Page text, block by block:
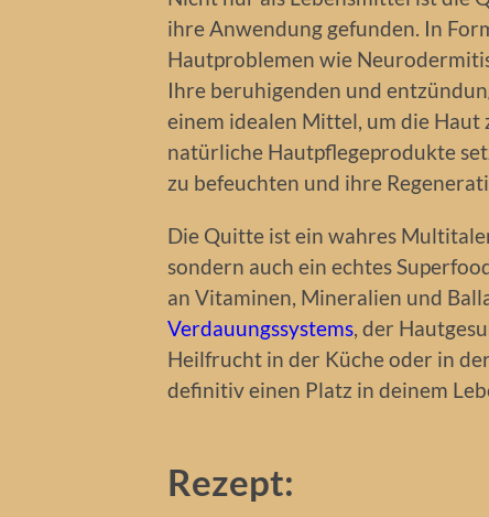
ihre Anwendung gefunden. In
Hautproblemen wie
Ihre beruhigenden und
einem idealen Mittel, um die Haut
natürliche Hautpflegeprodukte
zu befeuchten und ihre
Die Quitte ist ein wahres
sondern auch ein echtes
an Vitaminen, Mineralien und
Verdauungssystems, der
Heilfrucht in der Küche oder in
definitiv einen Platz in deinem
Rezept: